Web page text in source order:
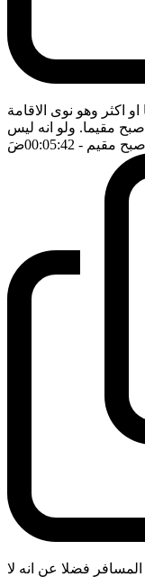
او اكثر وهو نوى الاقامة
مقيما. ولو انه ليس
مقيم - 00:05:42 ضَ
فضلا عن انه لا